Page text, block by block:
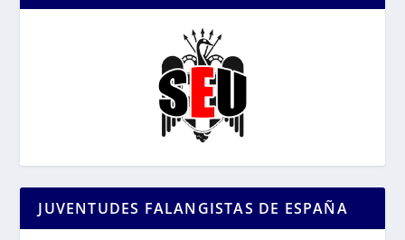
JUVENTUDES FALANGISTAS DE ESPAÑA